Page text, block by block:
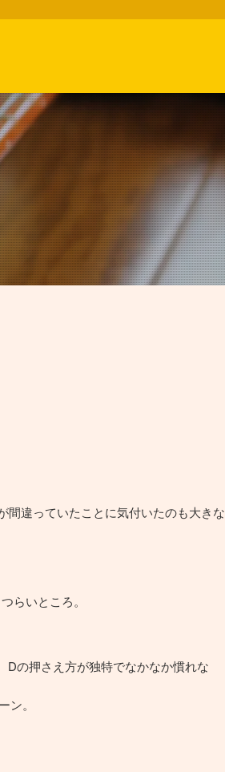
間違っていたことに気付いたのも大きな
らいところ。
Dの押さえ方が独特でなかなか慣れな
。